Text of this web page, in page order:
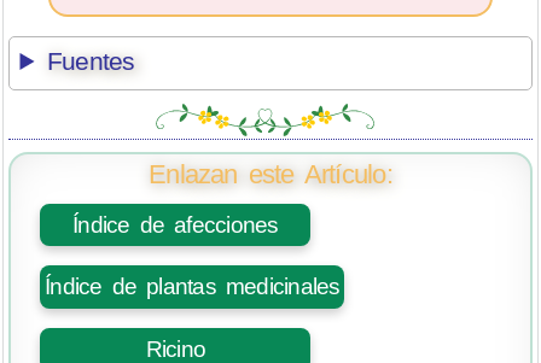
Fuentes
Enlazan este Artículo:
Índice de afecciones
Índice de plantas medicinales
Ricino